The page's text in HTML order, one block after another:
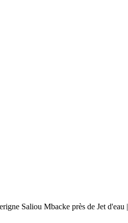
Saliou Mbacke près de Jet d'eau |